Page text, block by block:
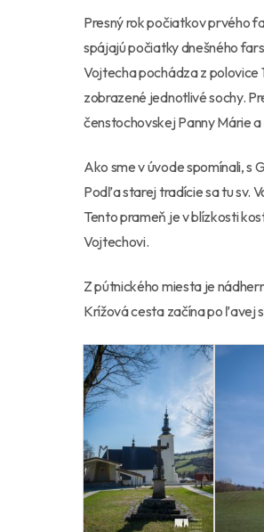
Presný rok počiatkov prvého
spájajú počiatky dnešného
Vojtecha pochádza z polovice
zobrazené jednotlivé sochy.
čenstochovskej Panny Márie
Ako sme v úvode spomínali, s
Podľa starej tradície sa tu sv.
Tento prameň je v blízkosti
Vojtechovi.
Z pútnického miesta je
Krížová cesta začína po ľavej